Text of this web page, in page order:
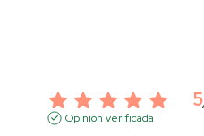
5
Opinión verificada